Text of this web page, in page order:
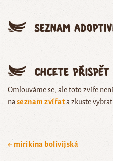
Seznam
Chcete přispět
Omlouváme se, ale toto zvíře
na seznam zvířata zkuste vybrat
← mirikina bolivijská